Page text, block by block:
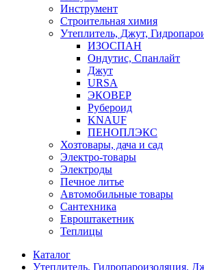
Инструмент
Строительная химия
Утеплитель, Джут,
ИЗОСПАН
Ондутис, Спанлайт
Джут
URSA
ЭКОВЕР
Рубероид
KNAUF
ПЕНОПЛЭКС
Хозтовары, дача и сад
Электро-товары
Электроды
Печное литье
Автомобильные товары
Сантехника
Евроштакетник
Теплицы
Каталог
Утеплитель, Гидропароизоляция,